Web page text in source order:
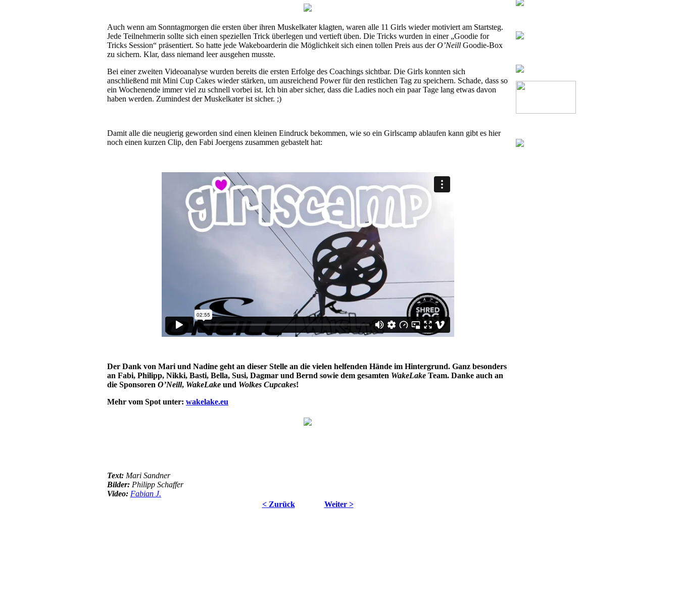
Auch wenn am Sonntagmorgen die ersten über ihren Muskelkater klagten, waren alle 11 Girls wieder motiviert am Startsteg.
Jede Teilnehmerin sollte sich einen speziellen Trick überlegen und vertieft üben. Die Tricks wurden in einer „Goodie for
Tricks Session“ präsentiert. So hatte jede Wakeboarderin die Möglichkeit sich einen tollen Preis aus derO’Neill Goodie-Box
zu sichern. Klar, dass niemand leer ausgehen musste.
Bei einer zweiten Videoanalyse wurden bereits die ersten Erfolge des Coachings sichtbar. Die Girls konnten sich
anschließend mit Mini Cup Cakes wieder stärken, um ausreichend Power für den restlichen Tag zu speichern. Schade, dass so
ein Wochenende immer viel zu schnell vorbei ist. Ich bin aber sicher, dass die Ladies noch ein paar Tage lang etwas davon
haben werden. Zumindest der Muskelkater ist sicher. ;)
Damit alle die neugierig geworden sind einen kleinen Eindruck bekommen, wie so ein Girlscamp ablaufen kann gibt es hier
noch einen kurzen Clip, den Fabi Joergens zusammen gebastelt hat:
Der Dank von Mari und Nadine geht an dieser Stelle an die vielen helfenden Hände im Hintergrund. Ganz besonders
an Fabi, Philipp, Nikki, Basti, Bella, Susi, Dagmar und Bernd sowie dem gesamten WakeLake Team. Danke auch an
die Sponsoren O’Neill, WakeLake und Wolkes Cupcakes!
Mehr vom Spot unter: wakelake.eu
Text: Mari Sandner
Bilder: Philipp Schaffer
Video: Fabian J.
< Zurück
Weiter >